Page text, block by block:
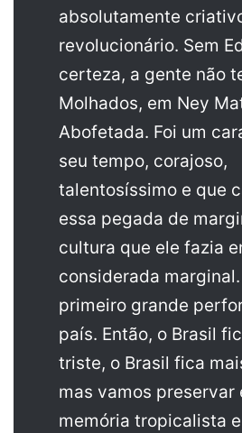
absolutamente
revolucionário. Sem
certeza, a gente não
Molhados, em Ney
Abofetada. Foi um
seu tempo, corajoso,
talentosíssimo e que
essa pegada de
cultura que ele fazia
considerada
primeiro grande
país. Então, o Brasil
triste, o Brasil fica
mas vamos preservar
memória tropicalista